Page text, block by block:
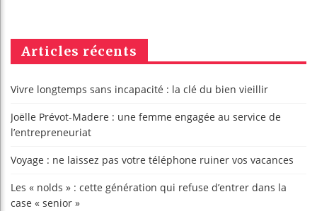
Articles récents
Vivre longtemps sans incapacité : la clé du bien vieillir
Joëlle Prévot-Madere : une femme engagée au service de
l’entrepreneuriat
Voyage : ne laissez pas votre téléphone ruiner vos vacances
Les « nolds » : cette génération qui refuse d’entrer dans la
case « senior »